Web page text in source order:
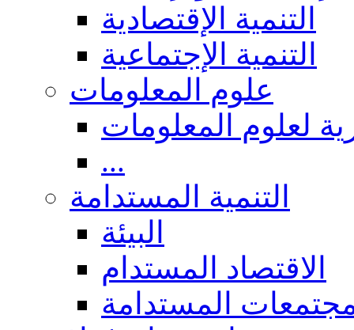
التنمية الإقتصادية
التنمية الإجتماعية
علوم المعلومات
لعلوم المعلومات
...
التنمية المستدامة
البيئة
الاقتصاد المستدام
المستدامة